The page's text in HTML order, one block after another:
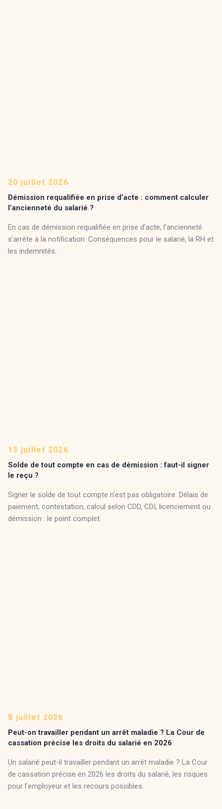
20 juillet 2026
Démission requalifiée en prise d’acte : comment calculer
l’ancienneté du salarié ?
En cas de démission requalifiée en prise d’acte, l’ancienneté
s’arrête à la notification. Conséquences pour le salarié, la RH et
les indemnités.
13 juillet 2026
Solde de tout compte en cas de démission : faut-il signer
le reçu ?
Signer le solde de tout compte n'est pas obligatoire. Délais de
paiement, contestation, calcul selon CDD, CDI, licenciement ou
démission : le point complet.
8 juillet 2026
Peut-on travailler pendant un arrêt maladie ? La Cour de
cassation précise les droits du salarié en 2026
Un salarié peut-il travailler pendant un arrêt maladie ? La Cour
de cassation précise en 2026 les droits du salarié, les risques
pour l’employeur et les recours possibles.